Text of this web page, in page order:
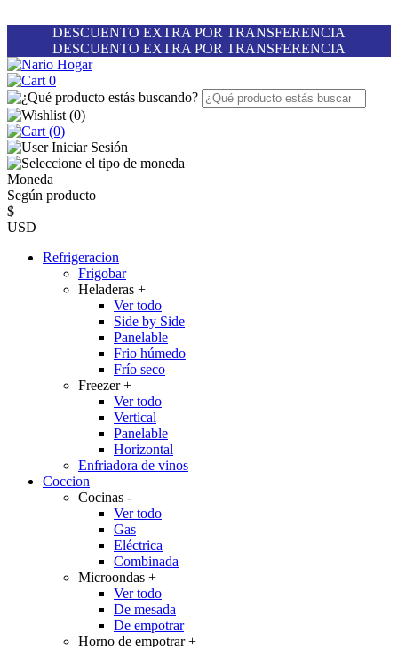
DESCUENTO EXTRA POR TRANSFERENCIA
DESCUENTO EXTRA POR TRANSFERENCIA
0
(0)
(0)
Iniciar Sesión
Moneda
Según producto
$
USD
Refrigeracion
Frigobar
Heladeras +
Ver todo
Side by Side
Panelable
Frio húmedo
Frío seco
Freezer+
Ver todo
Vertical
Panelable
Horizontal
Enfriadora de vinos
Coccion
Cocinas -
Ver todo
Gas
Eléctrica
Combinada
Microondas +
Ver todo
De mesada
De empotrar
Horno de empotrar+